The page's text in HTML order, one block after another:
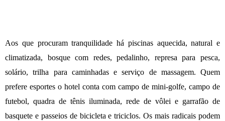
Aos que procuram tranquilidade há piscinas aquecida, natural e
climatizada, bosque com redes, pedalinho, represa para pesca,
solário, trilha para caminhadas e serviço de massagem. Quem
prefere esportes o hotel conta com campo de mini-golfe, campo de
futebol, quadra de tênis iluminada, rede de vôlei e garrafão de
basquete e passeios de bicicleta e triciclos. Os mais radicais podem